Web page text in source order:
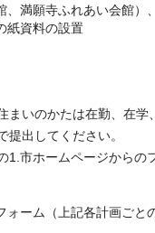
満願寺ふれあい会館）
紙資料の設置
いのかたは在勤、在学
出してください。
市ホームページからの
ォーム（上記各計画ごと